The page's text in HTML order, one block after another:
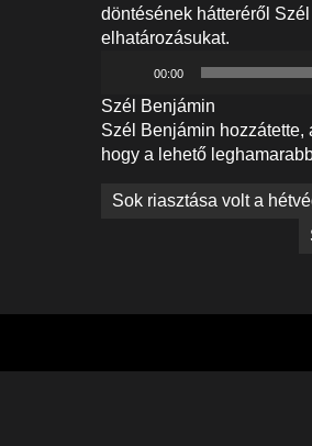
döntésének hátteréről
elhatározásukat.
00:00
Szél Benjámin
Szél Benjámin
hogy a lehető
Bejegyzés
Sok riasztása volt a